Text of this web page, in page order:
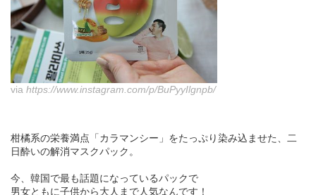
via https://www.instagram.com/p/BuPyyIlgnpb/
柑橘系の栄養満点「カラマンシー」をたっぷり染み込ませた、二
日酔いの解消マスクパック。
今、韓国で最も話題になっているパックで
男女ともに子供から大人まで人気なんです！